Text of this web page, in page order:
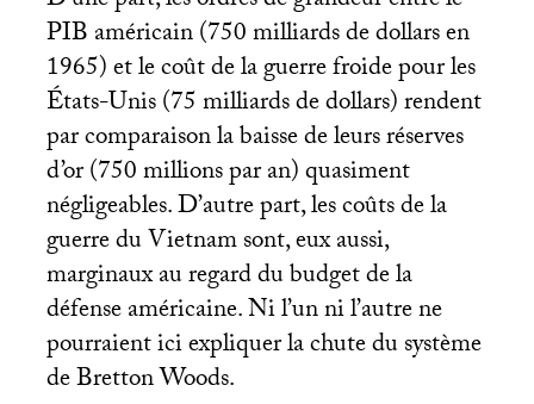
PIBaméricain (750 milliards de dollars en
1965) et le coût de la guerre froide pour les
États-Unis (75 milliards de dollars) rendent
par comparaison la baisse de leurs réserves
d’or (750 millions par an) quasiment
négligeables. D’autre part, les coûts de la
guerre du Vietnam sont, eux aussi,
marginaux au regard du budget de la
défense américaine. Ni l’un ni l’autre ne
pourraient ici expliquer la chute du système
de Bretton Woods.